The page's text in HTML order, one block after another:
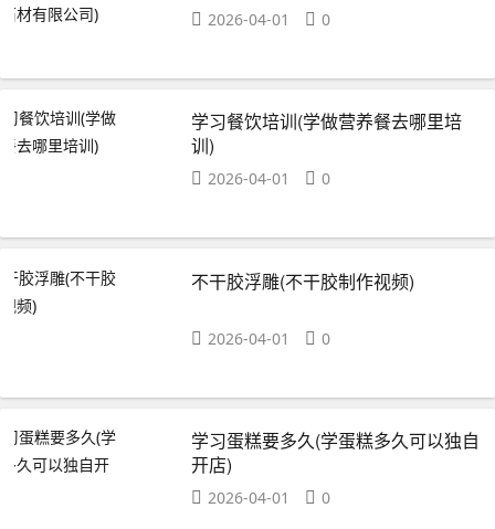
2026-04-01 0
学习餐饮培训(学做营养餐去哪里培
训)
2026-04-01 0
不干胶浮雕(不干胶制作视频)
2026-04-01 0
学习蛋糕要多久(学蛋糕多久可以独自
开店)
2026-04-01 0